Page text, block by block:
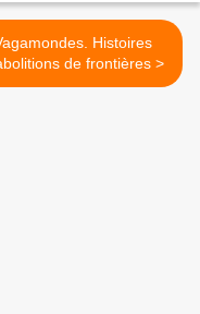
Histoires
d’abolitions de frontières >